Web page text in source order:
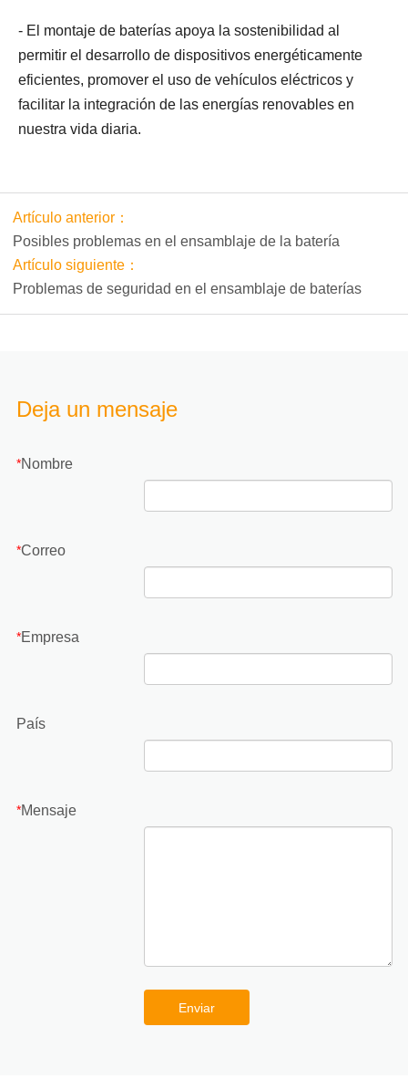
- El montaje de baterías apoya la sostenibilidad al
permitir el desarrollo de dispositivos energéticamente
eficientes, promover el uso de vehículos eléctricos y
facilitar la integración de las energías renovables en
nuestra vida diaria.
Artículo anterior：
Posibles problemas en el ensamblaje de la batería
Artículo siguiente：
Problemas de seguridad en el ensamblaje de baterías
Deja un mensaje
*Nombre
*Correo
*Empresa
País
*Mensaje
Enviar